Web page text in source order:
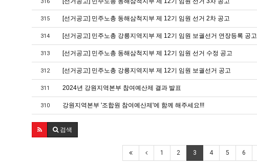
315 [선거공고] 민주노총 동해삼척지부 제 12기 임원 선거 2차 공고
314 [선거공고] 민주노총 강릉지역지부 제 12기 임원 보궐선거 연장등록 공고
313 [선거공고] 민주노총 동해삼척지부 제 12기 임원 선거 수정 공고
312 [선거공고] 민주노총 강릉지역지부 제 12기 임원 보궐선거 공고
311 2024년 강원지역본부 참여예산제 결과 발표
310 강원지역본부 '조합원 참여예산제'에 함께 해주세요!!!
검색
1 2 3 4 5 6